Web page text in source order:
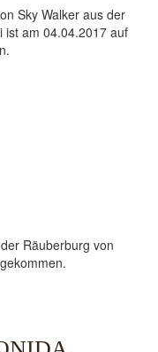
Sky Walker aus der
ist am 04.04.2017 auf
Räuberburg von